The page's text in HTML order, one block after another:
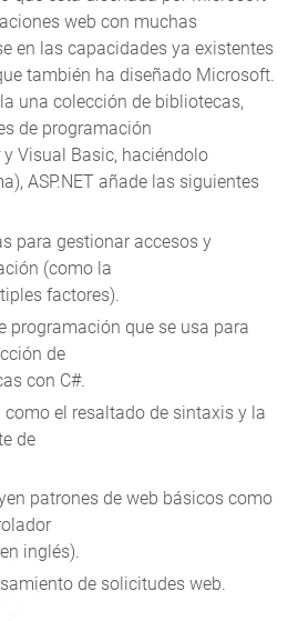
web con muchas
en las capacidades ya existentes
también ha diseñado Microsoft.
una colección de bibliotecas,
de programación
Visual Basic, haciéndolo
ASP.NET añade las siguientes
para gestionar accesos y
(como la
factores).
programación que se usa para
de
con C#.
el resaltado de sintaxis y la
de
patrones de web básicos como
inglés).
de solicitudes web.